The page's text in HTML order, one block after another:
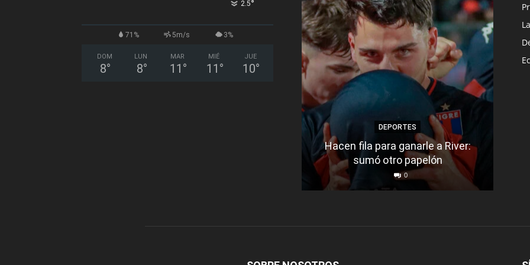
2.5°
71% 5m/s 3%
DOM
8°
LUN
8°
MAR
11 °
MIÉ
11 °
JUE
10°
DEPORTES
Hacen fila para ganarle a River:
sumó otro papelón
0